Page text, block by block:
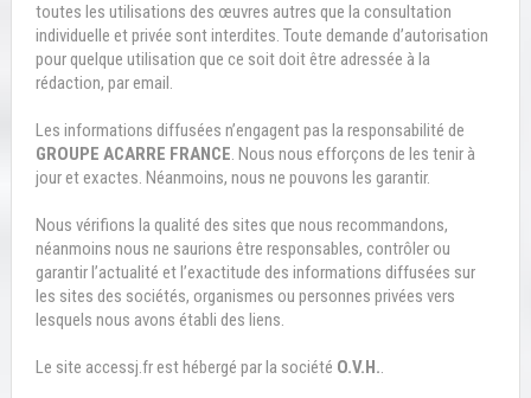
toutes les utilisations des œuvres autres que la consultation
individuelle et privée sont interdites. Toute demande d’autorisation
pour quelque utilisation que ce soit doit être adressée à la
rédaction, par email.
Les informations diffusées n’engagent pas la responsabilité de
GROUPE ACARRE FRANCE. Nous nous efforçons de les tenir à
jour et exactes. Néanmoins, nous ne pouvons les garantir.
Nous vérifions la qualité des sites que nous recommandons,
néanmoins nous ne saurions être responsables, contrôler ou
garantir l’actualité et l’exactitude des informations diffusées sur
les sites des sociétés, organismes ou personnes privées vers
lesquels nous avons établi des liens.
Le site accessj.fr est hébergé par la société O.V.H..